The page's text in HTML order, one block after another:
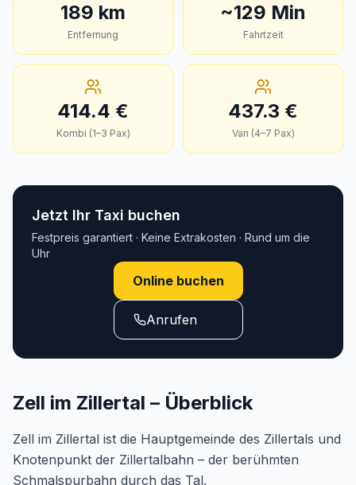
189 km
Entfernung
~129 Min
Fahrtzeit
414.4 €
Kombi (1–3 Pax)
437.3 €
Van (4–7 Pax)
Jetzt Ihr Taxi buchen
Festpreis garantiert · Keine Extrakosten · Rund um die
Uhr
Online buchen
Anrufen
Zell im Zillertal – Überblick
Zell im Zillertal ist die Hauptgemeinde des Zillertals und
Knotenpunkt der Zillertalbahn – der berühmten
Schmalspurbahn durch das Tal.